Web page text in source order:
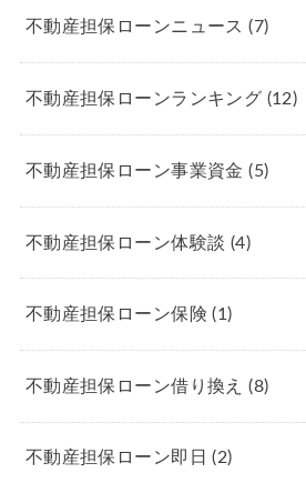
不動産担保ローンニュース(7)
不動産担保ローンランキング (12)
不動産担保ローン事業資金(5)
不動産担保ローン体験談 (4)
不動産担保ローン保険(1)
不動産担保ローン借り換え(8)
不動産担保ローン即日(2)